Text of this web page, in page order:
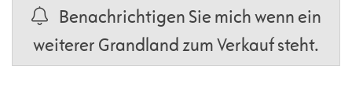
Benachrichtigen Sie mich wenn ein
weiterer Grandland zum Verkauf steht.